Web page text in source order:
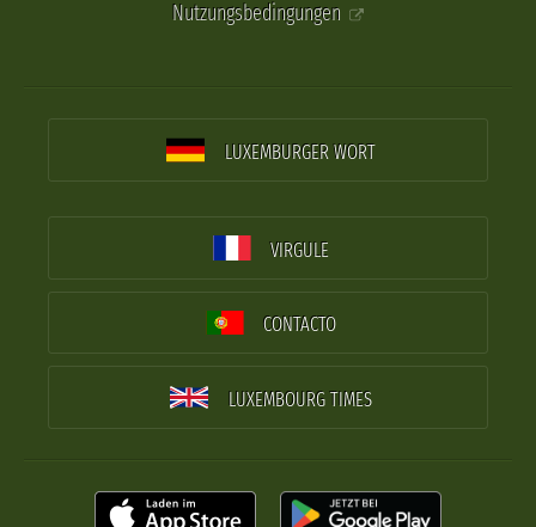
Nutzungsbedingungen
LUXEMBURGER WORT
VIRGULE
CONTACTO
LUXEMBOURG TIMES